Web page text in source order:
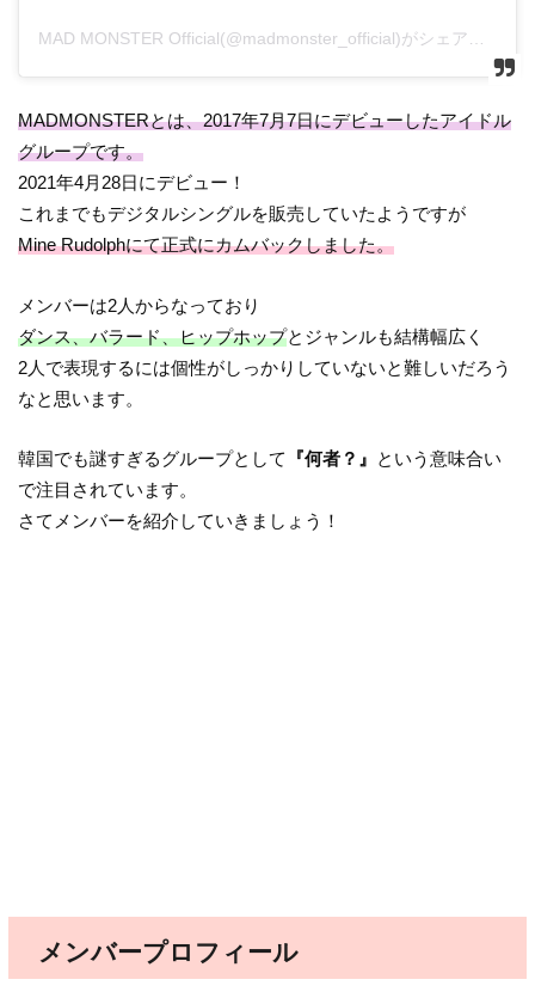
MADMONSTERとは、2017年7月7日にデビューしたアイドル
グループです。
2021年4月28日にデビュー！
これまでもデジタルシングルを販売していたようですが
Mine Rudolphにて正式にカムバックしました。
メンバーは2人からなっており
ダンス、バラード、ヒップホップとジャンルも結構幅広く
2人で表現するには個性がしっかりしていないと難しいだろう
なと思います。
韓国でも謎すぎるグループとして 『何者？』 という意味合い
で注目されています。
さてメンバーを紹介していきましょう！
メンバープロフィール